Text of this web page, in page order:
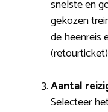
snelste en
gekozen
de heenreis
Aantal
Selecteer